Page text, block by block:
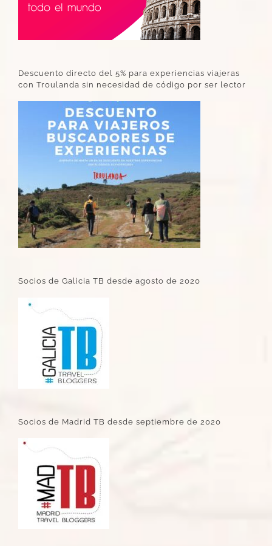
Descuento directo del 5% para experiencias viajeras
con Troulanda sin necesidad de código por ser lector
Socios de Galicia TB desde agosto de 2020
Socios de Madrid TB desde septiembre de 2020